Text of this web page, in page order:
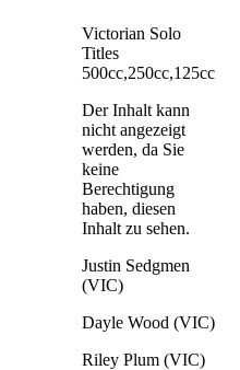
Victorian Solo
Titles
500cc,250cc,125cc
Der Inhalt kann
nicht angezeigt
werden, da Sie
keine
Berechtigung
haben, diesen
Inhalt zu sehen.
Justin Sedgmen
(VIC)
Dayle Wood (VIC)
Riley Plum (VIC)